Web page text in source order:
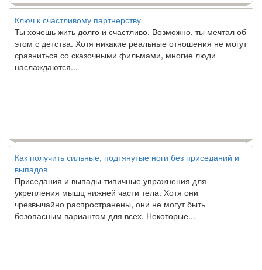
Ключ к счастливому партнерству
Ты хочешь жить долго и счастливо. Возможно, ты мечтал об
этом с детства. Хотя никакие реальные отношения не могут
сравниться со сказочными фильмами, многие люди
наслаждаются...
Как получить сильные, подтянутые ноги без приседаний и
выпадов
Приседания и выпады-типичные упражнения для
укрепления мышц нижней части тела. Хотя они
чрезвычайно распространены, они не могут быть
безопасным вариантом для всех. Некоторые...